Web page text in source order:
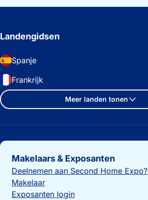
Landengidsen
Spanje
Frankrijk
Meer landen tonen
Belangrijke links
Makelaars & Exposanten
Deelnemen aan Second Home Expo?
Makelaar
Exposanten login